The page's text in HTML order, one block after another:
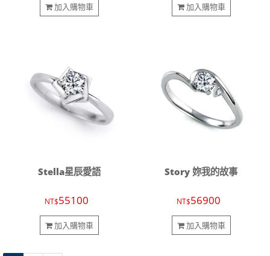
加入購物車 加入購物車
Stella星辰愛語
NT$55100
加入購物車
Story 妳我的故事
NT$56900
加入購物車